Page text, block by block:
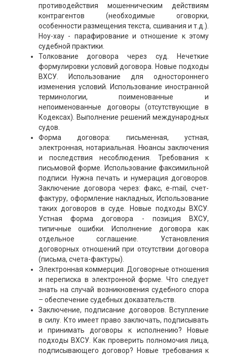
противодействия мошенническим действиям
контрагентов (необходимые оговорки,
особенности размещения текста, сшивания и т.д.).
Ноу-хау - парафирование и отношение к этому
судебной практики.
Толкование договора через суд. Нечеткие
формулировки условий договора. Новые подходы
ВХСУ. Использование для одностороннего
изменения условий. Использование иностранной
терминологии, поименованные и
непоименованные договоры (отсутствующие в
Кодексах). Выполнение решений международных
судов.
Форма договора: письменная, устная,
электронная, нотариальная. Нюансы заключения
и последствия несоблюдения. Требования к
письмовой форме. Использование факсимильной
подписи. Нужна печать и нумерация договоров.
Заключение договора через: факс, е-mail, счет-
фактуру, оформление накладных, Использование
таких договоров в суде. Новые подходы ВХСУ.
Устная форма договора - позиция ВХСУ,
типичные ошибки. Исполнение договора как
отдельное соглашение. Установления
договорных отношений при отсутствии договора
(письма, счета-фактуры).
Электронная коммерция. Договорные отношения
и переписка в электронной форме. Что следует
знать на случай возникновения судебного спора
– обеспечение судебных доказательств.
Заключение, подписание договоров. Вступление
в силу. Кто имеет право заключать, подписывать
и принимать договоры к исполнению? Новые
подходы ВХСУ. Как проверить полномочия лица,
подписывающего договор? Новые требования к